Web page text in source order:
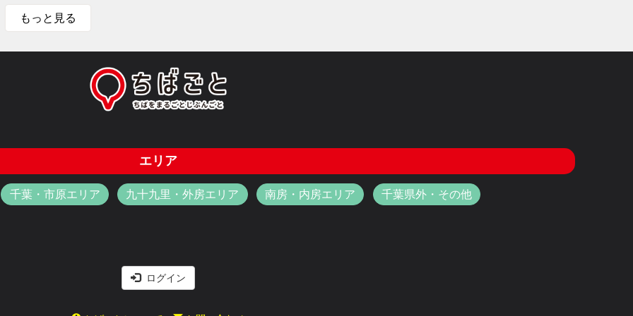
もっと見る
エリア
千葉・市原エリア 九十九里・外房エリア 南房・内房エリア 千葉県外・その他
ログイン